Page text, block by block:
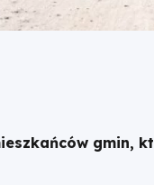
gmin,